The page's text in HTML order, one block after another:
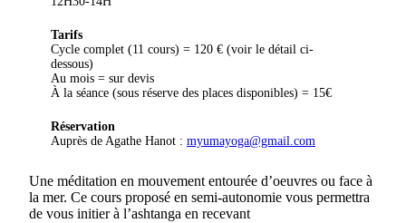
Tarifs
Cycle complet (11 cours) = 120 € (voir le détail ci-
dessous)
Au mois = sur devis
À la séance (sous réserve des places disponibles) = 15€
Réservation
Auprès de Agathe Hanot : myumayoga@gmail.com
Une méditation en mouvement entourée d’oeuvres ou face à
la mer. Ce cours proposé en semi-autonomie vous permettra
de vous initier à l’ashtanga en recevant